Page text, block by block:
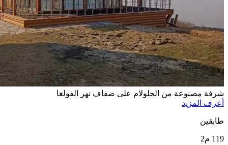
شرفة مصنوعة من الجلولام على ضفاف نهر الفولغا
أعرف المزيد
طابقين
119 م2